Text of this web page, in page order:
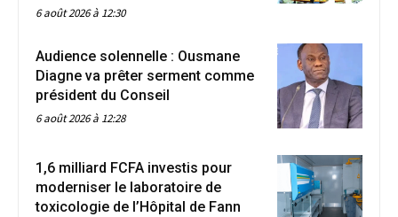
6 août 2026 à 12:30
Audience solennelle : Ousmane
Diagne va prêter serment comme
président du Conseil
6 août 2026 à 12:28
1,6 milliard FCFA investis pour
moderniser le laboratoire de
toxicologie de l’Hôpital de Fann